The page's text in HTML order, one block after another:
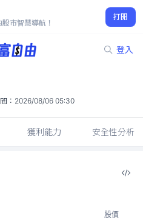
市智慧導航！
打開
登入
2.59%
： 2026/08/06 05:30
獲利能力 安全性分析